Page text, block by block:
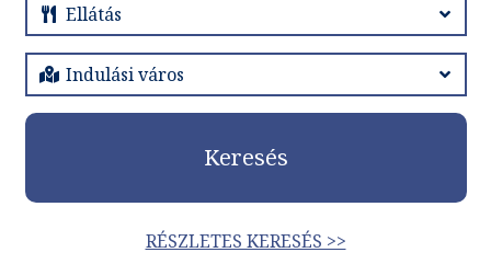
Keresés
RÉSZLETES KERESÉS >>